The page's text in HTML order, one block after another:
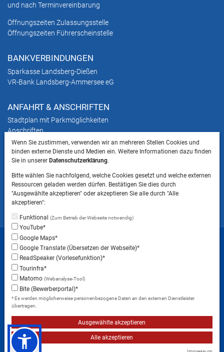
und nach Terminvereinbarung
Öffnungszeiten Zulassungsstelle
Öffnungszeiten Führerscheinstelle
BANKVERBINDUNGEN
Sparkasse Landsberg-Dießen
VR-Bank Landsberg-Ammersee eG
ANFAHRT & ANSCHRIFTEN
Stadtplan mit Parkmöglichkeiten
Anschriften
HINWEIS
ins Landratsamt Landsberg am Lech NICHT
gestattet ist.
Startseite Sitemap
Datenschutzeinstellungen
Erklärung zur Barrierefreiheit
Instagram
Facebook
Wenn Sie zustimmen, verwenden wir an mehreren Stellen Cookies und
binden externe Dienste und Medien ein. Weitere Informationen dazu finden
Sie in unsererDatenschutzerklärung.
Bitte wählen Sie nachfolgend, welche Cookies gesetzt und welche externen
Ressourcen geladen werden dürfen. Bestätigen Sie dies durch
"Ausgewählte akzeptieren" oder akzeptieren Sie alle durch "Alle
akzeptieren":
Funktional(Zum Betrieb der Webseite notwendig)
YouTube*
Google Maps*
Google Translate (Übersetzen der Webseite)*
ReadSpeaker (Vorlesefunktion)*
Tourinfra*
Matomo(Webanalyse-Tool)
Bite (Bewerberportal)*
* Es werden möglicherweise personenbezogene Daten an den externen Dienstleister
übertragen.
Ausgewählte akzeptieren
Alle akzeptieren